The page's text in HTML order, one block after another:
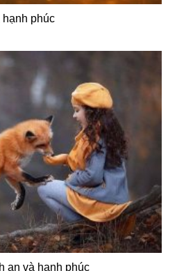
hạnh phúc
an và hạnh phúc